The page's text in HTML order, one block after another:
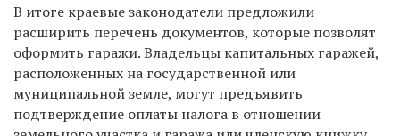
В итоге краевые законодатели предложили
расширить перечень документов, которые позволят
оформить гаражи. Владельцы капитальных гаражей,
расположенных на государственной или
муниципальной земле, могут предъявить
подтверждение оплаты налога в отношении